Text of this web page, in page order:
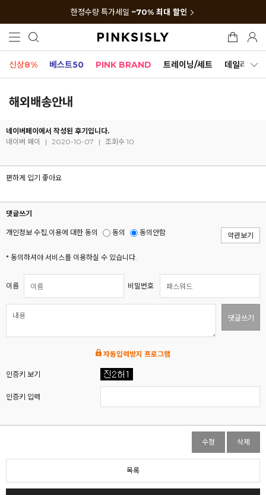
한정수량 특가세일 ~70% 최대 할인
신상8% 베스트50 PINK BRAND 트레이닝/세트 데일리세트
해외배송안내
네이버페이에서 작성된 후기입니다.
네이버 페이
| 2020-10-07 | 조회수 10
편하게 입기 좋아요
댓글쓰기
개인정보 수집,이용에 대한 동의 동의 동의안함 약관보기
* 동의하셔야 서비스를 이용하실 수 있습니다.
이름 비밀번호
댓글쓰기
자동입력방지 프로그램
인증키 보기
인증키 입력
수정 삭제
목록